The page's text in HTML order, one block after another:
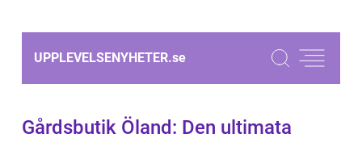
UPPLEVELSENYHETER.se
Gårdsbutik Öland: Den ultimata